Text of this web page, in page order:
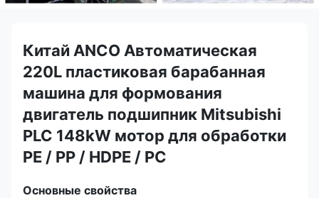
Китай ANCO Автоматическая
220L пластиковая барабанная
машина для формования
двигатель подшипник Mitsubishi
PLC 148kW мотор для обработки
PE / PP / HDPE / PC
Основные свойства